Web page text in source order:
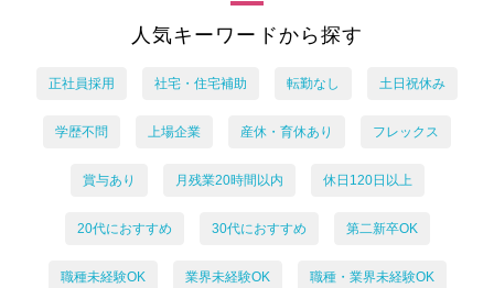
人気キーワードから探す
正社員採用 社宅・住宅補助 転勤なし 土日祝休み
学歴不問 上場企業 産休・育休あり フレックス
賞与あり 月残業20時間以内 休日120日以上
20代におすすめ 30代におすすめ 第二新卒OK
職種未経験OK 業界未経験OK 職種・業界未経験OK